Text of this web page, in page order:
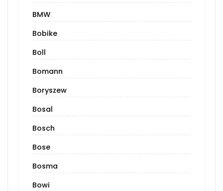
BMW
Bobike
Boll
Bomann
Boryszew
Bosal
Bosch
Bose
Bosma
Bowi